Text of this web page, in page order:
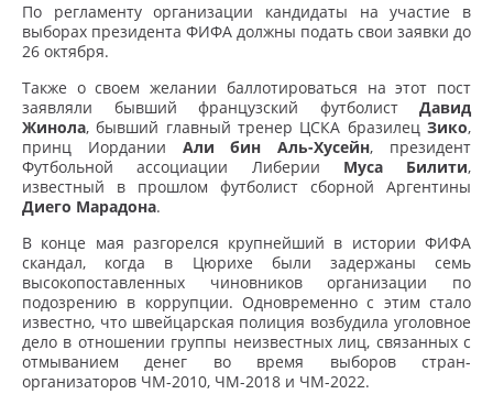
По регламенту организации кандидаты на участие в
выборах президента ФИФА должны подать свои заявки до
26 октября.
Также о своем желании баллотироваться на этот пост
заявляли бывший французский футболист Давид
Жинола, бывший главный тренер ЦСКА бразилец Зико,
принц Иордании Али бин Аль-Хусейн, президент
Футбольной ассоциации Либерии Муса Билити,
известный в прошлом футболист сборной Аргентины
Диего Марадона.
В конце мая разгорелся крупнейший в истории ФИФА
скандал, когда в Цюрихе были задержаны семь
высокопоставленных чиновников организации по
подозрению в коррупции. Одновременно с этим стало
известно, что швейцарская полиция возбудила уголовное
дело в отношении группы неизвестных лиц, связанных с
отмыванием денег во время выборов стран-
организаторов ЧМ-2010, ЧМ-2018 и ЧМ-2022.